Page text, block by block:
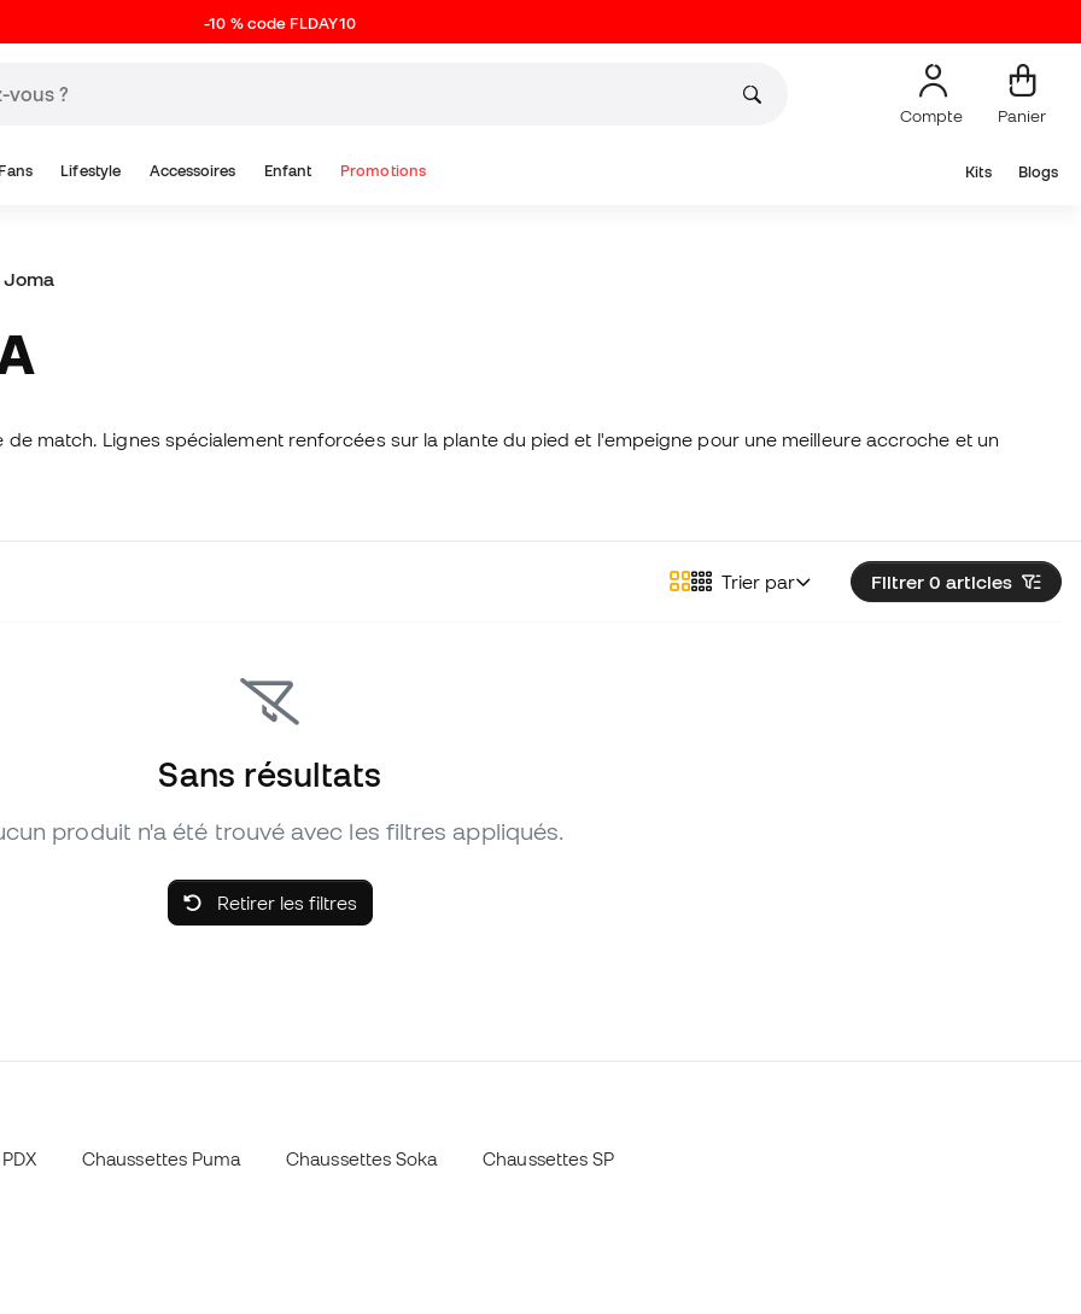
-10 % code FLDAY10
Compte Panier
Lifestyle Accessoires Enfant Promotions Kits Blogs
match. Lignes spécialement renforcées sur la plante du pied et l'empeigne pour une meilleure accroche et un
Filtrer 0 articles
Trier par
Sans résultats
produit n'a été trouvé avec les filtres appliqués.
Retirer les filtres
Chaussettes Puma Chaussettes Soka Chaussettes SP